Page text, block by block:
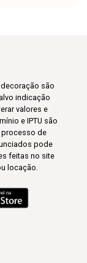
são
indicação
valores e
e IPTU são
processo de
pode
feitas no site
locação.